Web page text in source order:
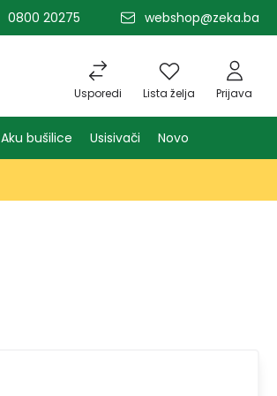
0800 20275 webshop@zeka.ba
Usporedi Lista želja Prijava
Aku bušilice Usisivači Novo